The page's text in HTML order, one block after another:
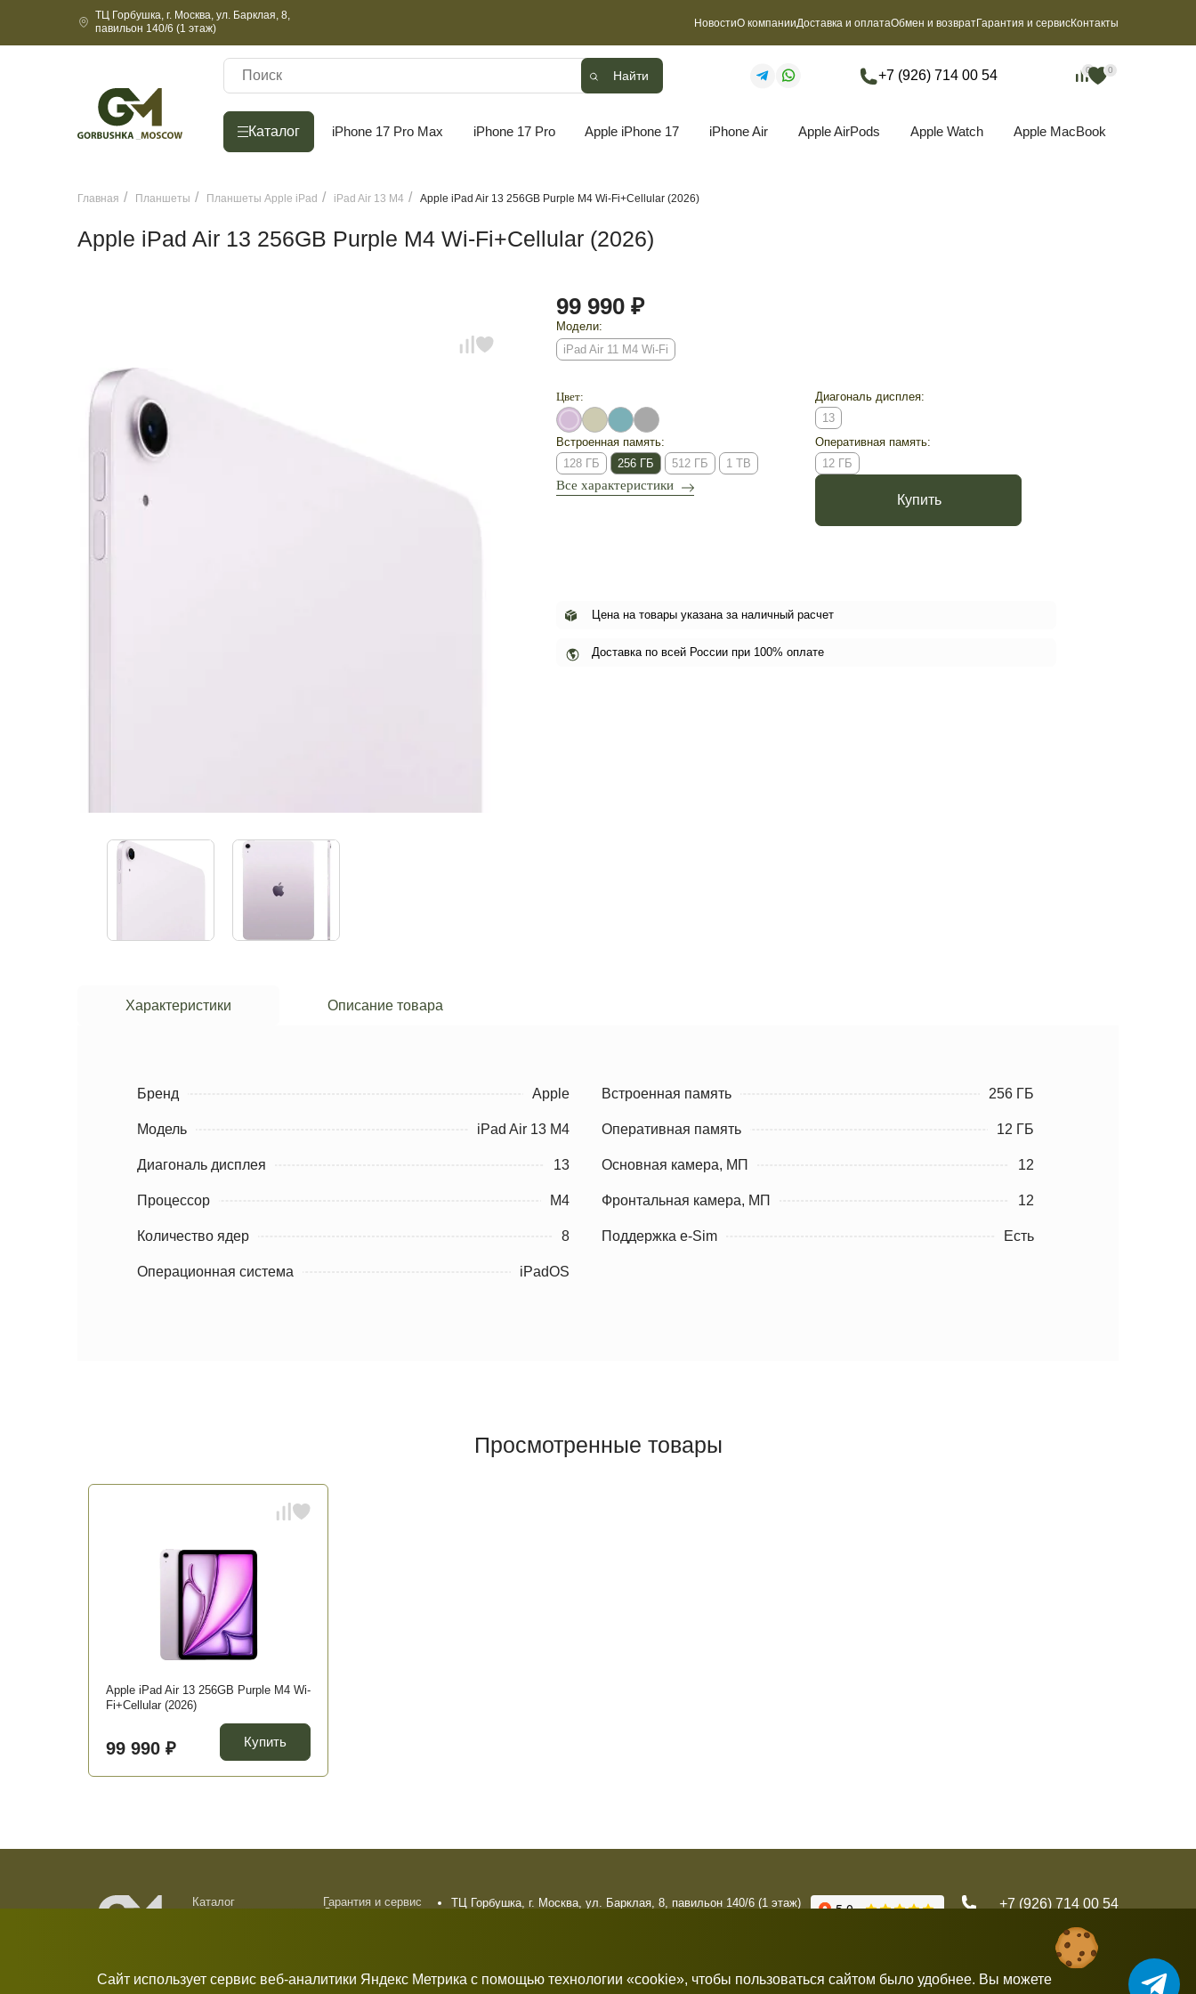
ТЦ Горбушка, г. Москва, ул. Барклая, 8,
павильон 140/6 (1 этаж)
НовостиО компанииДоставка и оплатаОбмен и возвратГарантия и сервисКонтакты
Найти +7 (926) 714 00 54 0 0
Каталог iPhone 17 Pro Max iPhone 17 Pro Apple iPhone 17 iPhone Air Apple AirPods Apple Watch Apple MacBook
0 0
Главная Планшеты Планшеты Apple iPad iPad Air 13 M4 Apple iPad Air 13 256GB Purple M4 Wi-Fi+Cellular (2026)
Apple iPad Air 13 256GB Purple M4 Wi-Fi+Cellular (2026)
99 990 ₽
Модели:
iPad Air 11 M4 Wi-Fi
Цвет:
Диагональ дисплея:
13
Встроенная память:
128 ГБ
256 ГБ 512 ГБ 1 TB
Оперативная память:
12 ГБ
Все характеристики
Купить
Цена на товары указана за наличный расчет
Доставка по всей России при 100% оплате
Характеристики Описание товара
Бренд Apple
Модель iPad Air 13 M4
Диагональ дисплея 13
Процессор M4
Количество ядер 8
Операционная система iPadOS
Встроенная память 256 ГБ
Оперативная память 12 ГБ
Основная камера, МП 12
Фронтальная камера, МП 12
Поддержка e-Sim Есть
Просмотренные товары
Apple iPad Air 13 256GB Purple M4 Wi-
Fi+Cellular (2026)
99 990 ₽ Купить
Каталог
Гарантия и сервис
Доставка и оплата
ТЦ Горбушка, г. Москва, ул. Барклая, 8, павильон 140/6 (1 этаж)
+7 (926) 714 00 54
Сайт использует сервис веб-аналитики Яндекс Метрика с помощью технологии «cookie», чтобы пользоваться сайтом было удобнее. Вы можете